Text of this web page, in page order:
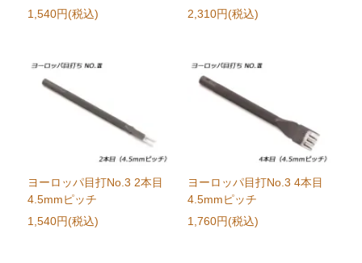
1,540円(税込)
2,310円(税込)
ヨーロッパ目打No.3 2本目
4.5mmピッチ
1,540円(税込)
ヨーロッパ目打No.3 4本目
4.5mmピッチ
1,760円(税込)